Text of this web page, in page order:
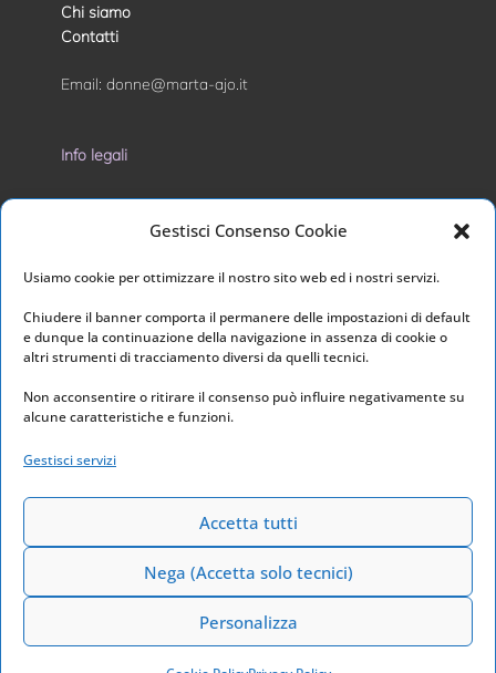
Gestisci Consenso Cookie
Usiamo cookie per ottimizzare il nostro sito web ed i nostri servizi.
Chiudere il banner comporta il permanere delle impostazioni di default
e dunque la continuazione della navigazione in assenza di cookie o
altri strumenti di tracciamento diversi da quelli tecnici.
Non acconsentire o ritirare il consenso può influire negativamente su
alcune caratteristiche e funzioni.
Gestisci servizi
Accetta tutti
Nega (Accetta solo tecnici)
Personalizza
Chi siamo
Contatti
Email: donne@marta-ajo.it
Info legali
Privacy Policy
Cookie Policy
Euchia Web Marketing2026